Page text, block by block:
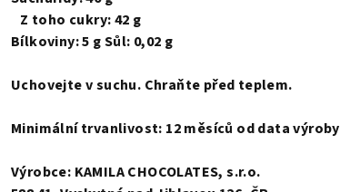
Z toho cukry: 42 g
Bílkoviny: 5 g Sůl: 0,02 g
Uchovejte v suchu. Chraňte před teplem.
Minimální trvanlivost: 12 měsíců od data výroby
Výrobce: KAMILA CHOCOLATES, s.r.o.